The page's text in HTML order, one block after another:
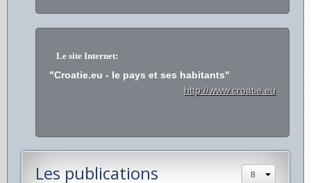
Le site Internet:
"Croatie.eu - le pays et ses habitants"
http://www.croatie.eu
Les publications